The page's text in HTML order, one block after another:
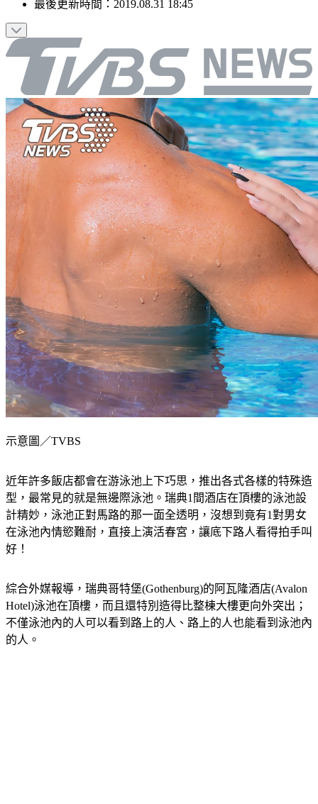
型，最常見的就是無邊際泳池。瑞典1間酒店在頂樓的泳池設
計精妙，泳池正對馬路的那一面全透明，沒想到竟有1對男女
在泳池內情慾難耐，直接上演活春宮，讓底下路人看得拍手叫
好！
Hotel)泳池在頂樓，而且還特別造得比整棟大樓更向外突出；
不僅泳池內的人可以看到路上的人、路上的人也能看到泳池內
的人。